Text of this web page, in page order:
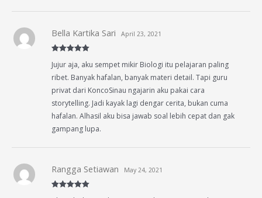
of 5
Bella Kartika Sari April 23, 2021
Jujur aja, aku sempet mikir Biologi itu pelajaran paling
ribet. Banyak hafalan, banyak materi detail. Tapi guru
privat dari KoncoSinau ngajarin aku pakai cara
storytelling. Jadi kayak lagi dengar cerita, bukan cuma
hafalan. Alhasil aku bisa jawab soal lebih cepat dan gak
gampang lupa.
Rangga Setiawan May 24, 2021